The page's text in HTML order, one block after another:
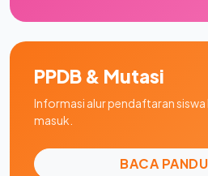
PPDB & Mutasi
Informasi alur pendaftaran siswa
masuk.
BACA